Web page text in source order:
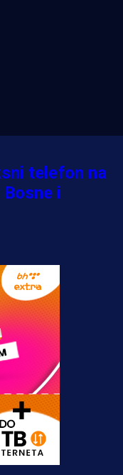
telefon na
i